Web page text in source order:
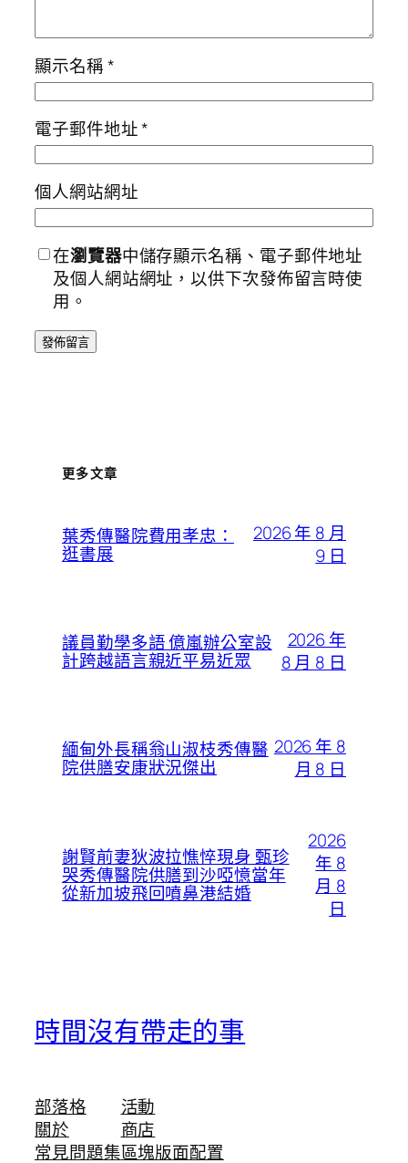
顯示名稱*
電子郵件地址*
個人網站網址
在瀏覽器中儲存顯示名稱、電子郵件地址
及個人網站網址，以供下次發佈留言時使
用。
更多文章
葉秀傳醫院費用孝忠：
逛書展
2026 年 8 月
9 日
議員勤學多語 億嵐辦公室設
計跨越語言親近平易近眾
2026 年
8 月 8 日
緬甸外長稱翁山淑枝秀傳醫
院供膳安康狀況傑出
2026 年 8
月 8 日
謝賢前妻狄波拉憔悴現身 甄珍
哭秀傳醫院供膳到沙啞憶當年
從新加坡飛回噴鼻港結婚
2026
年 8
月 8
日
時間沒有帶走的事
部落格
關於
常見問題集
活動
商店
區塊版面配置